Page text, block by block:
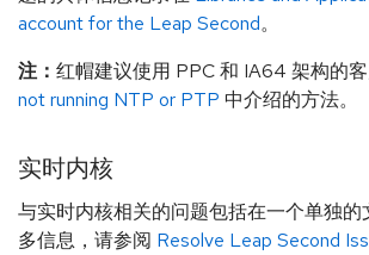
account for the Leap Second。
注： 红帽建议使用 PPC 和 IA64 架构的
not running NTP or PTP 中介绍的方法。
实时内核
与实时内核相关的问题包括在一个单独的
多信息，请参阅 Resolve Leap Second